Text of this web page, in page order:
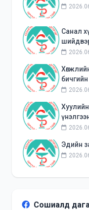
Санал
Эдийн
Сошиалд